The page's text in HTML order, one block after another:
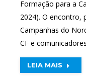
Formação para a
2024). O encontro,
Campanhas do
CF e
LEIA MAIS